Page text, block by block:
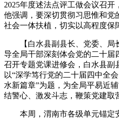
2025年度述法点评工做会议召开
他强调，要深切贯彻习思惟和党
社会一体扶植，切实以高程度保
【白水县副县长、党委、局
导全局干部深刻体会党的二十届
召开专题党课进修会，白水县副
以“深学笃行党的二十届四中全
水新篇章”为题，为全局平易近
结警心、激发斗志，鞭策党建取
本周，渭南市各级单元锚定